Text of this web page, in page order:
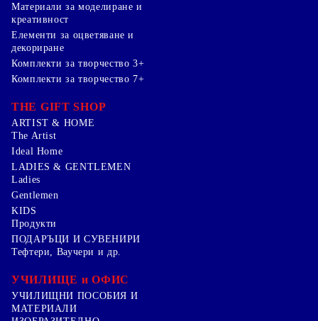
Mатериали за моделиране и
креативност
Елементи за оцветяване и
декориране
Комплекти за творчество 3+
Комплекти за творчество 7+
THE GIFT SHOP
ARTIST & HOME
The Artist
Ideal Home
LADIES & GENTLEMEN
Ladies
Gentlemen
KIDS
Продукти
ПОДАРЪЦИ И СУВЕНИРИ
Тефтери, Ваучери и др.
УЧИЛИЩЕ и ОФИС
УЧИЛИЩНИ ПОСОБИЯ И
МАТЕРИАЛИ